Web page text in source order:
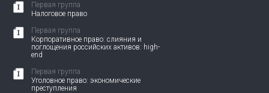
Первая группа
Налоговое право
Первая группа
Корпоративное право: слияния и
поглощения российских активов: high-
end
Первая группа
Уголовное право: экономические
преступления